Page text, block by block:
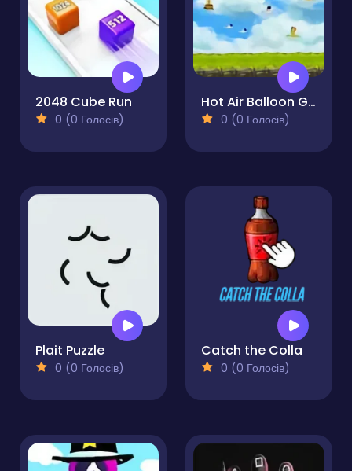
2048 Cube Run
0 (0 Голосів)
Hot Air Balloon Game 2
0 (0 Голосів)
Plait Puzzle
0 (0 Голосів)
Catch the Colla
0 (0 Голосів)